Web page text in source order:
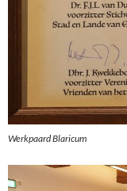
Werkpaard Blaricum